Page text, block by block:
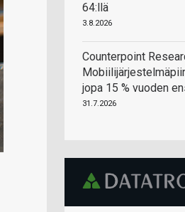
64:llä
3.8.2026
Counterpoint
jopa 15 % vuoden
31.7.2026